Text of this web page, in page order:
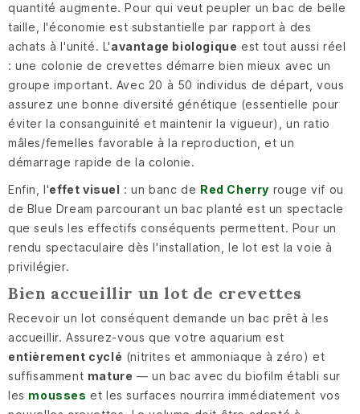
quantité augmente. Pour qui veut peupler un bac de belle
taille, l'économie est substantielle par rapport à des
achats à l'unité. L'avantage biologique est tout aussi réel
: une colonie de crevettes démarre bien mieux avec un
groupe important. Avec 20 à 50 individus de départ, vous
assurez une bonne diversité génétique (essentielle pour
éviter la consanguinité et maintenir la vigueur), un ratio
mâles/femelles favorable à la reproduction, et un
démarrage rapide de la colonie.
Enfin, l'effet visuel : un banc de Red Cherry rouge vif ou
de Blue Dream parcourant un bac planté est un spectacle
que seuls les effectifs conséquents permettent. Pour un
rendu spectaculaire dès l'installation, le lot est la voie à
privilégier.
Bien accueillir un lot de crevettes
Recevoir un lot conséquent demande un bac prêt à les
accueillir. Assurez-vous que votre aquarium est
entièrement cyclé (nitrites et ammoniaque à zéro) et
suffisamment mature — un bac avec du biofilm établi sur
les mousses et les surfaces nourrira immédiatement vos